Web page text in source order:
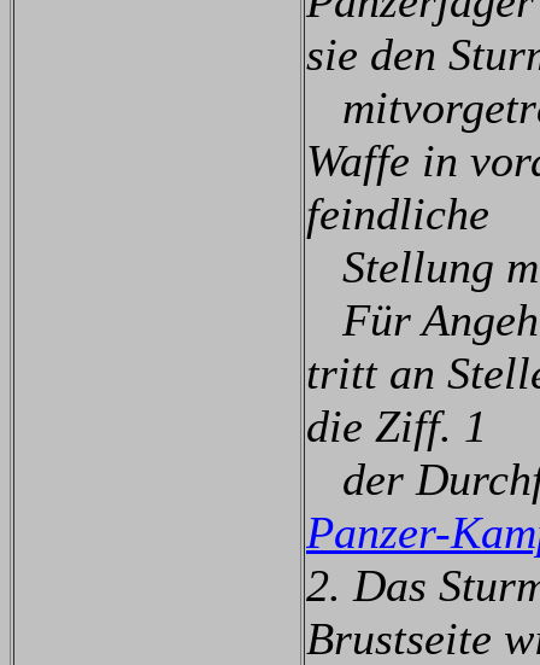
sie den
Waffe in
feindliche
Stellung
Für
tritt an
die Ziff. 1
der
Panzer-
2. Das
Brustseite